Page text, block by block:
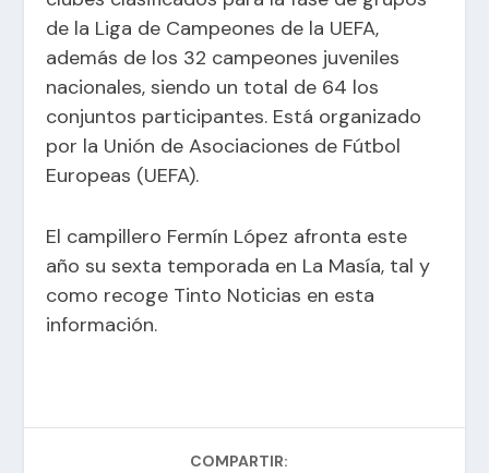
de la Liga de Campeones de la UEFA,
además de los 32 campeones juveniles
nacionales, siendo un total de 64 los
conjuntos participantes. Está organizado
por la Unión de Asociaciones de Fútbol
Europeas (UEFA).
El campillero Fermín López afronta este
año su sexta temporada en La Masía, tal y
como recoge Tinto Noticias en esta
información.
COMPARTIR: